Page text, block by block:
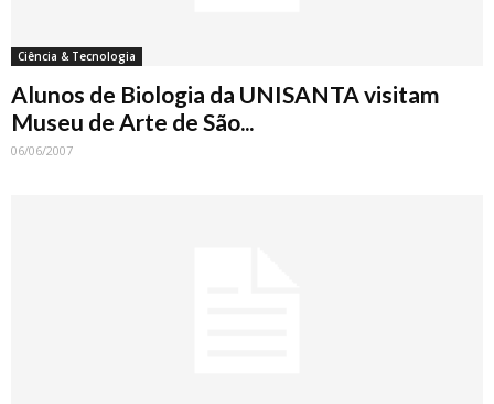
Ciência & Tecnologia
Alunos de Biologia da UNISANTA visitam
Museu de Arte de São...
06/06/2007